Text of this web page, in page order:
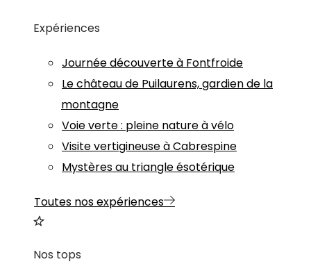
Expériences
Journée découverte à Fontfroide
Le château de Puilaurens, gardien de la
montagne
Voie verte : pleine nature à vélo
Visite vertigineuse à Cabrespine
Mystères au triangle ésotérique
Toutes nos expériences
Nos tops